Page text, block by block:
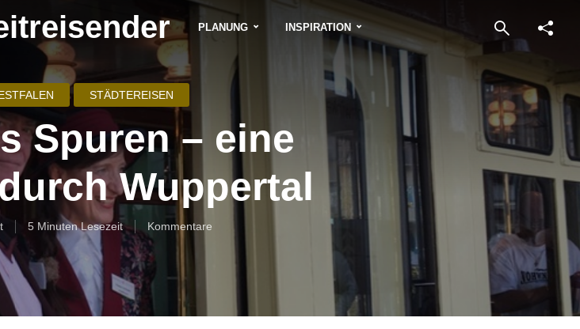
PLANUNG INSPIRATION
STÄDTEREISEN
Spuren – eine
Wuppertal
5 Minuten Lesezeit Kommentare